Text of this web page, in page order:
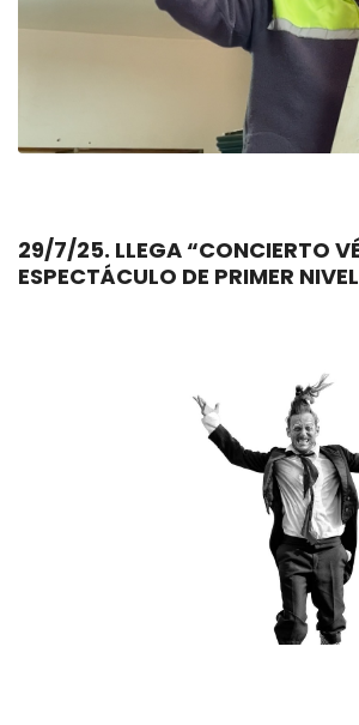
29/7/25. LLEGA “CONCIERTO VÉRTIGO”, UN
ESPECTÁCULO DE PRIMER NIVEL